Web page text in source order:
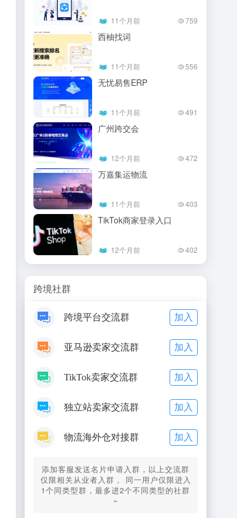
11个月前 759
西柚找词
11个月前 556
无忧易售ERP
11个月前 491
广州跨交会
12个月前 472
万嘉集运物流
11个月前 403
TikTok商家登录入口
12个月前 402
跨境社群
跨境平台交流群 加入
亚马逊卖家交流群 加入
TikTok卖家交流群 加入
独立站卖家交流群 加入
物流海外仓对接群 加入
添加客服发送名片申请入群，以上交流群
仅限相关从业者入群， 同一用户仅限进入
1个同类型群，最多进2个不同类型的社群
~